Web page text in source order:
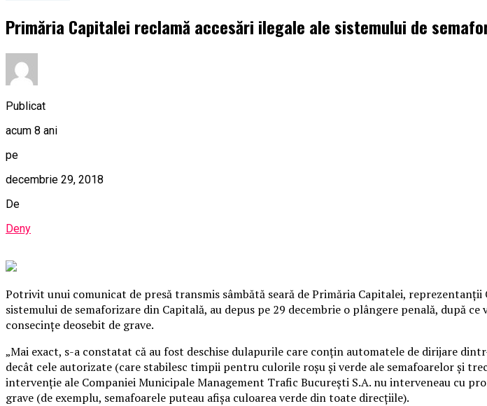
Primăria Capitalei reclamă accesări ilegale ale sistemului de
Publicat
acum 8 ani
pe
decembrie 29, 2018
De
Deny
Potrivit unui comunicat de presă transmis sâmbătă seară de Primăria Capitalei,
sistemului de semaforizare din Capitală, au depus pe 29 decembrie o plângere penală, după
consecinţe deosebit de grave.
„Mai exact, s-a constatat că au fost deschise dulapurile care conţin automatele de dirijare
decât cele autorizate (care stabilesc timpii pentru culorile roşu şi verde ale semafoarelor şi
intervenţie ale Companiei Municipale Management Trafic Bucureşti S.A. nu interveneau cu
grave (de exemplu, semafoarele puteau afişa culoarea verde din toate direcţiile).